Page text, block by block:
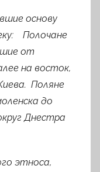
основу
Полочане
от
на восток,
Поляне
до
Днестра
этноса,